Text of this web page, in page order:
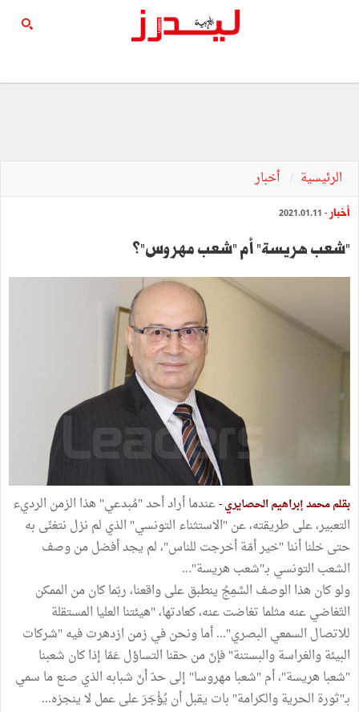
الرئيسية أخبار
أخبار - 2021.01.11
"شعب هريسة" أم "شعب مهروس"؟
بقلم محمد إبراهيم الحصايري -عندما أراد أحد "مُبدعي" هذا الزمن الرديء
التعبير، على طريقته، عن "الاستثناء التونسي" الذي لم نزل نتغنّى به
حتى خلنا أننا "خير أمّة أخرجت للناس"، لم يجد أفضل من وصف
الشعب التونسي بـ"شعب هريسة"...
ولو كان هذا الوصف السَّمِجُ ينطبق على واقعنا، ربّما كان من الممكن
التّغاضي عنه مثلما تغاضت عنه، كعادتها، "هيئتنا العليا المستقلة
للاتصال السمعي البصري"... أما ونحن في زمن ازدهرت فيه "شركات
البيئة والغراسة والبستنة" فإنّ من حقنا التساؤل عَمّا إذا كان شعبنا
"شعبا هريسة"، أم "شعبا مهروسا" إلى حدّ أنّ شبابه الذي صنع ما سمي
بـ"ثورة الحرية والكرامة" بات يقبل أن يُؤْجَرَ على عمل لا ينجزه...